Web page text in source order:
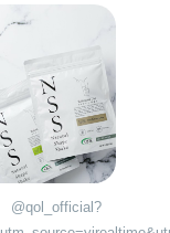
@qol_official?